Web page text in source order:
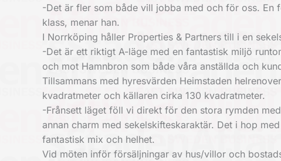
-Det är fler som både vill jobba med och för oss.
klass, menar han.
I Norrköping håller Properties & Partners till i en
-Det är ett riktigt A-läge med en fantastisk miljö
och mot Hamnbron som både våra anställda och
Tillsammans med hyresvärden Heimstaden
kvadratmeter och källaren cirka 130 kvadratmeter.
-Frånsett läget föll vi direkt för den stora rymden
annan charm med sekelskifteskaraktär. Det i hop
fantastisk mix och helhet.
Vid möten inför försäljningar av hus/villor och